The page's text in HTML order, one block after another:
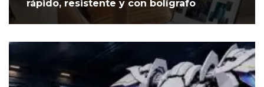
rápido, resistente y con bolígrafo